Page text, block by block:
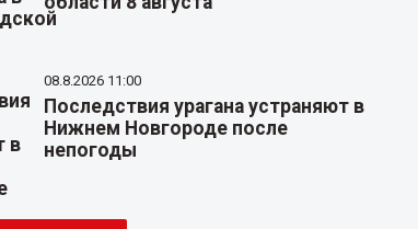
08.8.2026 11:00
Последствия урагана устраняют в
Нижнем Новгороде после
непогоды